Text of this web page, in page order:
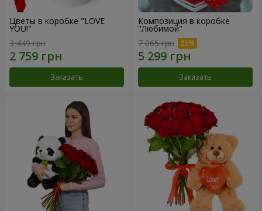
Цветы в коробке "LOVE
YOU!"
3 449 грн
Заказать
Композиция в коробке
"Любимой"
7 065 грн
Заказать